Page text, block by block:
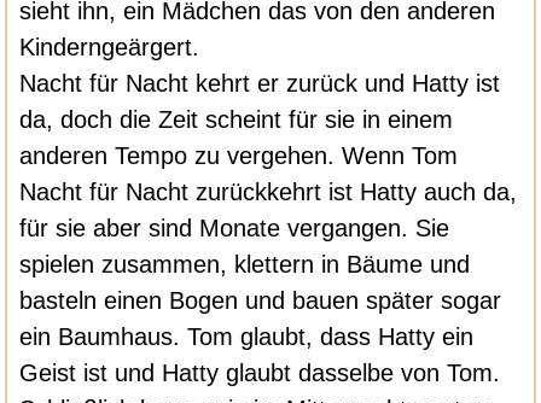
sieht ihn, ein Mädchen das von den anderen
Kinderngeärgert.
Nacht für Nacht kehrt er zurück und Hatty ist
da, doch die Zeit scheint für sie in einem
anderen Tempo zu vergehen. Wenn Tom
Nacht für Nacht zurückkehrt ist Hatty auch da,
für sie aber sind Monate vergangen. Sie
spielen zusammen, klettern in Bäume und
basteln einen Bogen und bauen später sogar
ein Baumhaus. Tom glaubt, dass Hatty ein
Geist ist und Hatty glaubt dasselbe von Tom.